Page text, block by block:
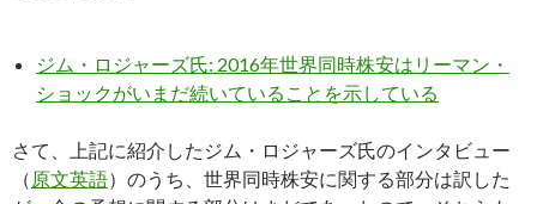
ジム・ロジャーズ氏: 2016年世界同時株安はリーマン・
ショックがいまだ続いていることを示している
さて、上記に紹介したジム・ロジャーズ氏のインタビュー
（ 原文英語）のうち、世界同時株安に関する部分は訳した